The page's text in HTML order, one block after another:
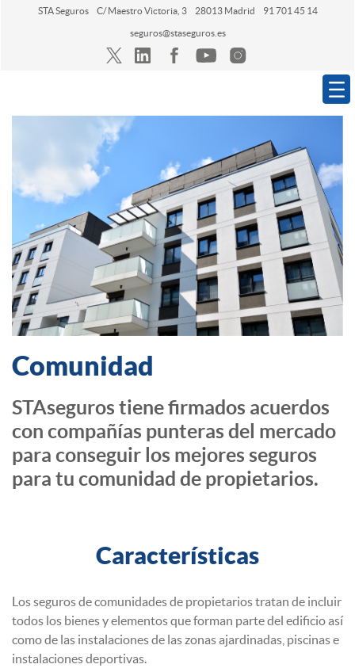
STA Seguros C/ Maestro Victoria, 3 28013 Madrid 91 701 45 14
seguros@staseguros.es
Navegación
Comunidad
STAseguros tiene firmados acuerdos
con compañías punteras del mercado
para conseguir los mejores seguros
para tu comunidad de propietarios.
Características
Los seguros de comunidades de propietarios tratan de incluir
todos los bienes y elementos que forman parte del edificio así
como de las instalaciones de las zonas ajardinadas, piscinas e
instalaciones deportivas.